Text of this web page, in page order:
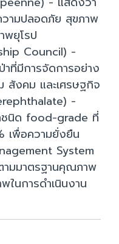
ามปลอดภัย สุขภาพ
พยุโรป
Council) -
ที่มีการจัดการอย่าง
งคม และเศรษฐกิจ
-
ชนิด food-grade ที่
เพื่อความยั่งยืน
System
มมาตรฐานคุณภาพ
ในการดำเนินงาน